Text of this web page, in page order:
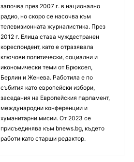
започва през 2007 г. в национално
радио, но скоро се насочва към
телевизионната журналистика. През
2012 г. Елица става чуждестранен
кореспондент, като е отразявала
ключови политически, социални и
икономически теми от Брюксел,
Берлин и Женева. Работила е по
събития като европейски избори,
заседания на Европейския парламент,
международни конференции и
хуманитарни мисии. От 2023 се
присъединява към bnews.bg, където
работи като старши редактор.